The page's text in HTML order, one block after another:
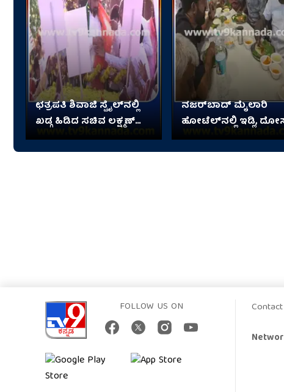
ಛತ್ರಪತಿ ಶಿವಾಜಿ ಸ್ಟೈಲ್​ನಲ್ಲಿ
ಖಡ್ಗ ಹಿಡಿದ ಸಚಿವ ಲಕ್ಷ್ಮಣ್
ಸವದಿ
ನಜರ್‌ಬಾದ್ ಮೈಲಾರಿ
ಹೋಟೆಲ್‌ನಲ್ಲಿ ಇಡ್ಲಿ,
ಸವಿದ HDK!
FOLLOW US ON